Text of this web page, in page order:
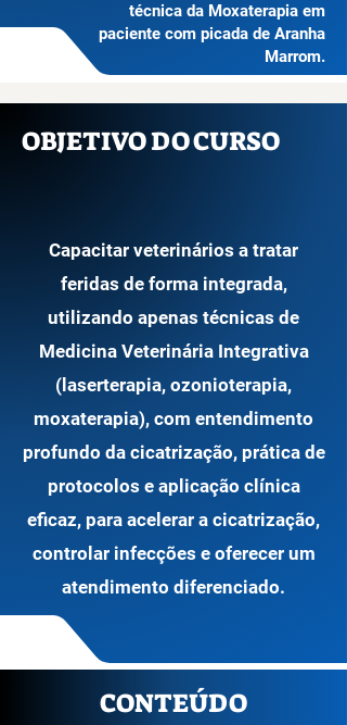
técnica da Moxaterapia em
paciente com picada de Aranha
Marrom.
OBJETIVO DO CURSO
Capacitar veterinários a tratar
feridas de forma integrada,
utilizando apenas técnicas de
Medicina Veterinária Integrativa
(laserterapia, ozonioterapia,
moxaterapia), com entendimento
profundo da cicatrização, prática de
protocolos e aplicação clínica
eficaz, para acelerar a cicatrização,
controlar infecções e oferecer um
atendimento diferenciado.
CONTEÚDO